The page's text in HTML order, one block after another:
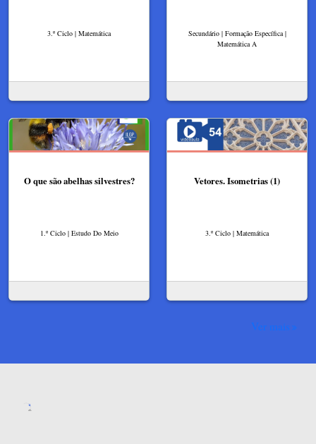
3.º Ciclo | Matemática
Secundário | Formação Específica |
Matemática A
O que são abelhas silvestres?
1.º Ciclo | Estudo Do Meio
Vetores. Isometrias (1)
3.º Ciclo | Matemática
Ver mais